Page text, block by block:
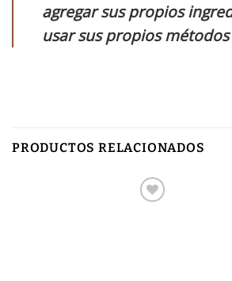
agregar sus propios
usar sus propios
PRODUCTOS RELACIONADOS